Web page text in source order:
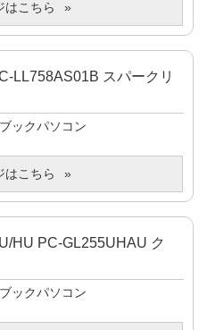
はこちら
LL758AS01B スパークリ
ックパソコン
はこちら
HU PC-GL255UHAU ク
ックパソコン